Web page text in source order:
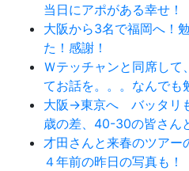
当日にアポがある幸せ！
大阪から3名で福岡へ！
た！感謝！
Ｗテッチャンと同席して
てお話を。。。なんでも
大阪→東京へ バッタリ
歳の差、40-30の皆さん
才田さんと来春のツアー
４年前の昨日の写真も！